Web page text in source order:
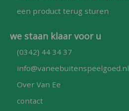
een product terug sturen
we staan klaar voor u
(0342) 44 34 37
info@vaneebuitenspeelgoed.nl
Over Van Ee
contact